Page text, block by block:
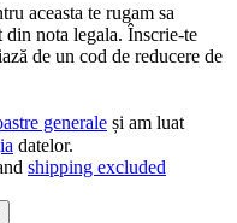
aceasta te rugam sa
nota legala. Înscrie-te
de un cod de reducere de
generale și am luat
datelor.
shipping excluded